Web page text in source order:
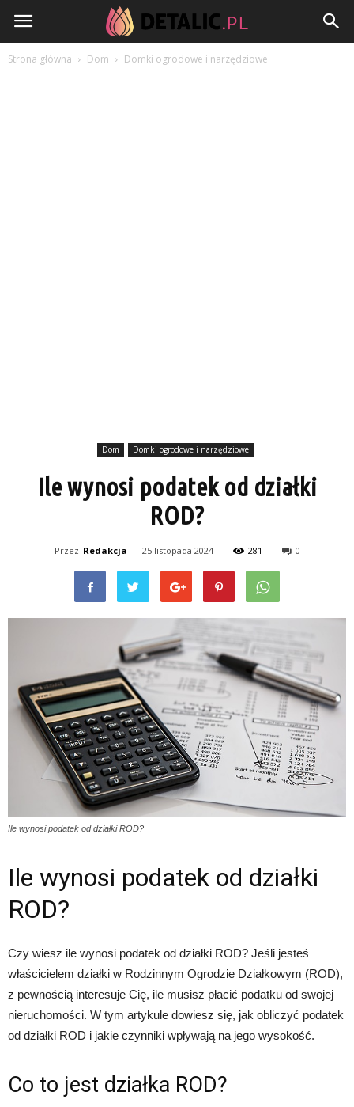
Detalic.pl
Strona główna Dom Domki ogrodowe i narzędziowe
Dom Domki ogrodowe i narzędziowe
Ile wynosi podatek od działki
ROD?
Przez Redakcja - 25 listopada 2024 281 0
Ile wynosi podatek od działki ROD?
Ile wynosi podatek od działki
ROD?
Czy wiesz ile wynosi podatek od działki ROD? Jeśli jesteś
właścicielem działki w Rodzinnym Ogrodzie Działkowym (ROD),
z pewnością interesuje Cię, ile musisz płacić podatku od swojej
nieruchomości. W tym artykule dowiesz się, jak obliczyć podatek
od działki ROD i jakie czynniki wpływają na jego wysokość.
Co to jest działka ROD?